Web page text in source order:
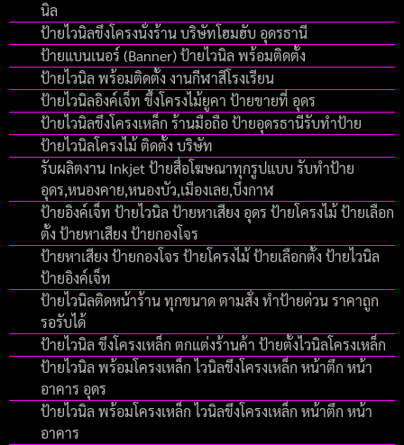
นิล
ป้ายไวนิลขึงโครงนั่งร้าน บริษัทโฮมฮับ อุดรธานี
ป้ายแบนเนอร์ (Banner) ป้ายไวนิล พร้อมติดตั้ง
ป้ายไวนิล พร้อมติดตั้ง งานกีฬาสีโรงเรียน
ป้ายไวนิลอิงค์เจ็ท ขึ้งโครงไม้ยูคา ป้ายขายที่ อุดร
ป้ายไวนิลขึงโครงเหล็ก ร้านมือถือ ป้ายอุดรธานีรับทำป้าย
ป้ายไวนิลโครงไม้ ติดตั้ง บริษัท
รับผลิตงาน Inkjet ป้ายสื่อโฆษณาทุกรูปแบบ รับทำป้าย
อุดร,หนองคาย,หนองบัว,เมืองเลย,บึงกาฬ
ป้ายอิงค์เจ็ท ป้ายไวนิล ป้ายหาเสียง อุดร ป้ายโครงไม้ ป้ายเลือก
ตั้ง ป้ายหาเสียง ป้ายกองโจร
ป้ายหาเสียง ป้ายกองโจร ป้ายโครงไม้ ป้ายเลือกตั้ง ป้ายไวนิล
ป้ายอิงค์เจ็ท
ป้ายไวนิลติดหน้าร้าน ทุกขนาด ตามสั่ง ทำป้ายด่วน ราคาถูก
รอรับได้
ป้ายไวนิล ขึงโครงเหล็ก ตกแต่งร้านค้า ป้ายตั้งไวนิลโครงเหล็ก
ป้ายไวนิล พร้อมโครงเหล็ก ไวนิลขึงโครงเหล็ก หน้าตึก หน้า
อาคาร อุดร
ป้ายไวนิล พร้อมโครงเหล็ก ไวนิลขึงโครงเหล็ก หน้าตึก หน้า
อาคาร